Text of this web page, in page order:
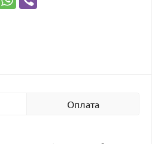
Оплата